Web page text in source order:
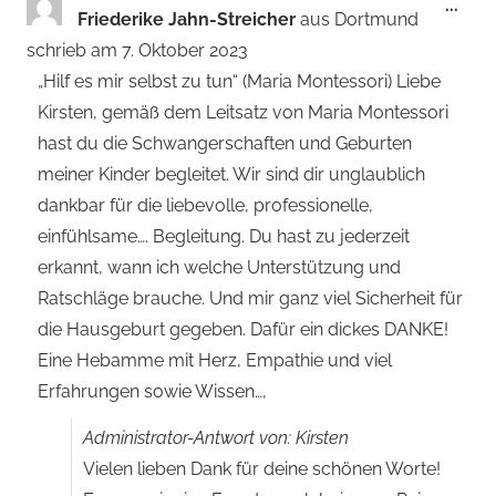
Friederike Jahn-Streicher aus Dortmund
schrieb am 7. Oktober 2023
„Hilf es mir selbst zu tun“ (Maria Montessori) Liebe
Kirsten, gemäß dem Leitsatz von Maria Montessori
hast du die Schwangerschaften und Geburten
meiner Kinder begleitet. Wir sind dir unglaublich
dankbar für die liebevolle, professionelle,
einfühlsame…. Begleitung. Du hast zu jederzeit
erkannt, wann ich welche Unterstützung und
Ratschläge brauche. Und mir ganz viel Sicherheit für
die Hausgeburt gegeben. Dafür ein dickes DANKE!
Eine Hebamme mit Herz, Empathie und viel
Erfahrungen sowie Wissen…,
Administrator-Antwort von: Kirsten
Vielen lieben Dank für deine schönen Worte!
...